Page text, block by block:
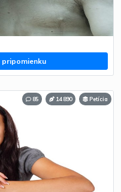
85 14 890 Petícia